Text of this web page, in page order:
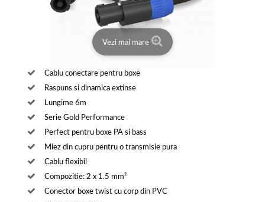
Vezi mai mare
Cablu conectare pentru boxe
Raspuns si dinamica extinse
Lungime 6m
Serie Gold Performance
Perfect pentru boxe PA si bass
Miez din cupru pentru o transmisie pura
Cablu flexibil
Compozitie: 2 x 1.5 mm²
Conector boxe twist cu corp din PVC